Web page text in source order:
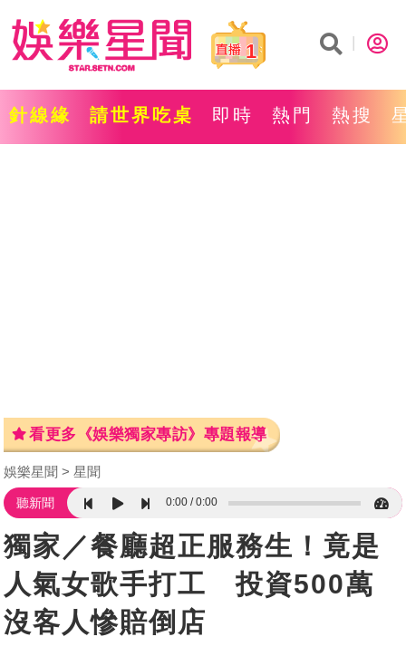
1
針線緣 請世界吃桌 即時 熱門 熱搜
看更多《娛樂獨家專訪》專題報導
娛樂星聞 星聞
聽新聞 0:00 0:00
獨家／餐廳超正服務生！竟是
人氣女歌手打工 投資500萬
沒客人慘賠倒店